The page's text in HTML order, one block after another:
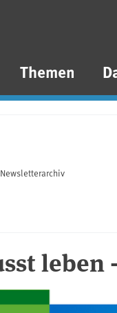
Themen
Newsletterarchiv
leben